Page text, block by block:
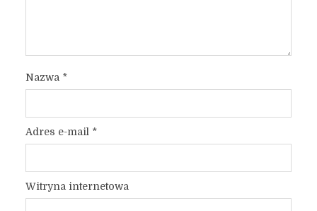
Nazwa *
Adres e-mail *
Witryna internetowa